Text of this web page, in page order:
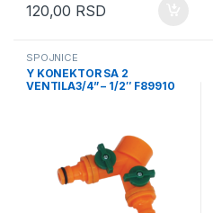
120,00 RSD
SPOJNICE
Y KONEKTOR SA 2
VENTILA3/4” – 1/2″ F89910